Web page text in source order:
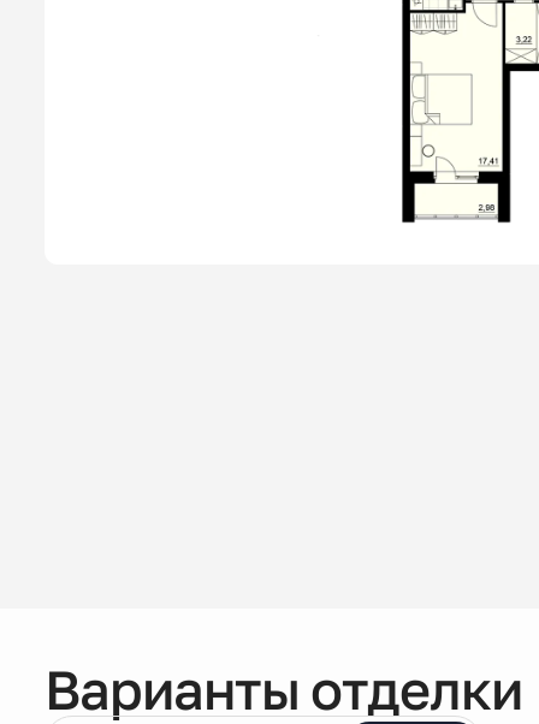
Варианты отделки